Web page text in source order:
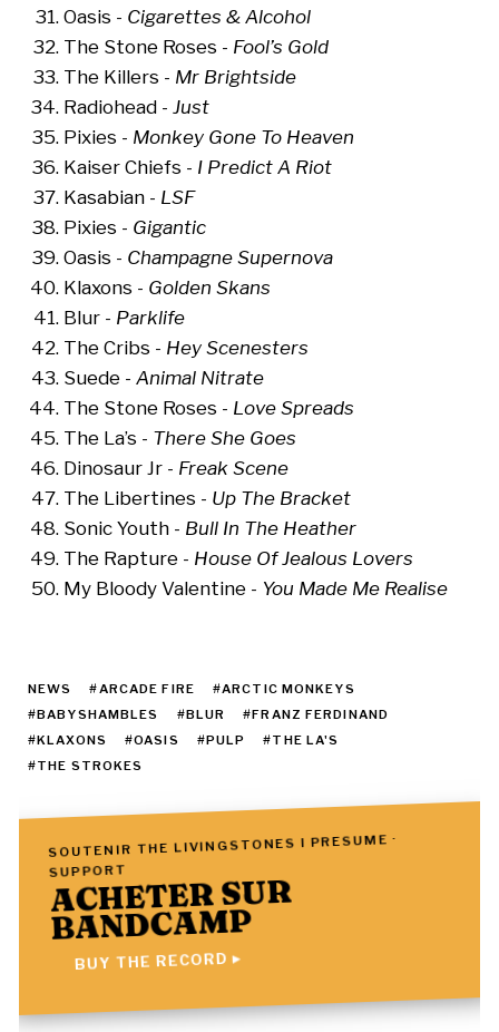
Oasis - Cigarettes & Alcohol
The Stone Roses - Fool’s Gold
The Killers - Mr Brightside
Radiohead - Just
Pixies - Monkey Gone To Heaven
Kaiser Chiefs - I Predict A Riot
Kasabian - LSF
Pixies - Gigantic
Oasis - Champagne Supernova
Klaxons - Golden Skans
Blur - Parklife
The Cribs - Hey Scenesters
Suede - Animal Nitrate
The Stone Roses - Love Spreads
The La’s - There She Goes
Dinosaur Jr - Freak Scene
The Libertines - Up The Bracket
Sonic Youth - Bull In The Heather
The Rapture - House Of Jealous Lovers
My Bloody Valentine - You Made Me Realise
NEWS #ARCADE FIRE
#ARCTIC MONKEYS
#BABYSHAMBLES
#BLUR
#FRANZ FERDINAND
#KLAXONS
#OASIS #PULP
#THE LA'S
#THE STROKES
SOUTENIR THE LIVINGSTONES I PRESUME ·
SUPPORT
ACHETER SUR
BANDCAMP
BUY THE RECORD ▸